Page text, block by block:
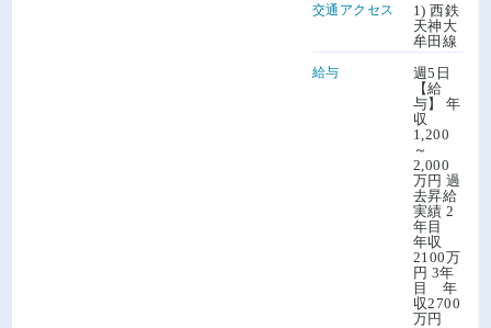
交通アクセス
1) 西鉄
天神大
牟田線
給与
週5日
【給
与】 年
収
1,200
～
2,000
万円 過
去昇給
実績 2
年目
年収
2100万
円 3年
目 年
収2700
万円